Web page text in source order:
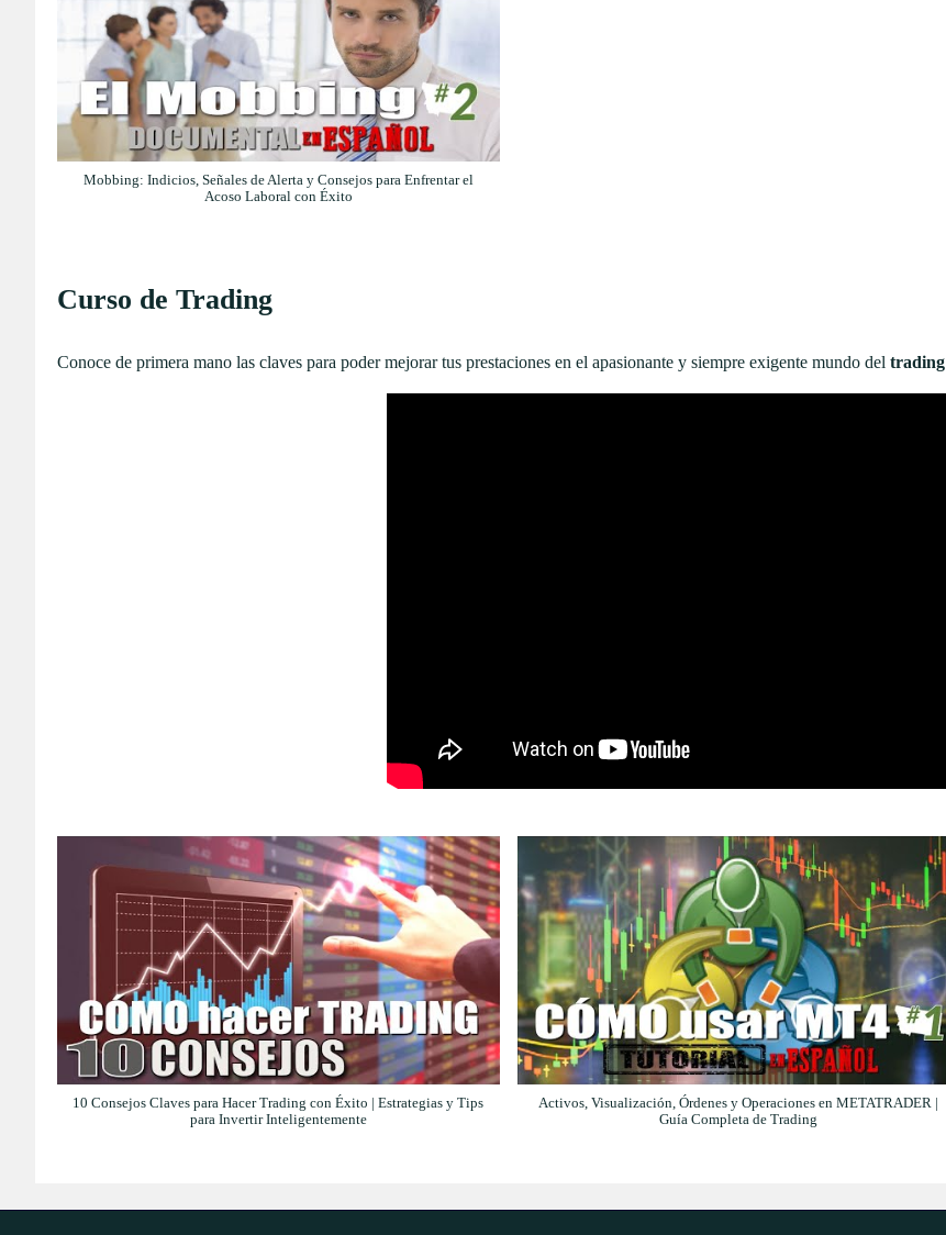
Mobbing: Indicios, Señales de Alerta y Consejos para Enfrentar el
Acoso Laboral con Éxito
Curso de Trading
Conoce de primera mano las claves para poder mejorar tus prestaciones en el apasionante y siempre exigente mundo del trading
10 Consejos Claves para Hacer Trading con Éxito | Estrategias y Tips
para Invertir Inteligentemente
Activos, Visualización, Órdenes y Operaciones en METATRADER |
Guía Completa de Trading